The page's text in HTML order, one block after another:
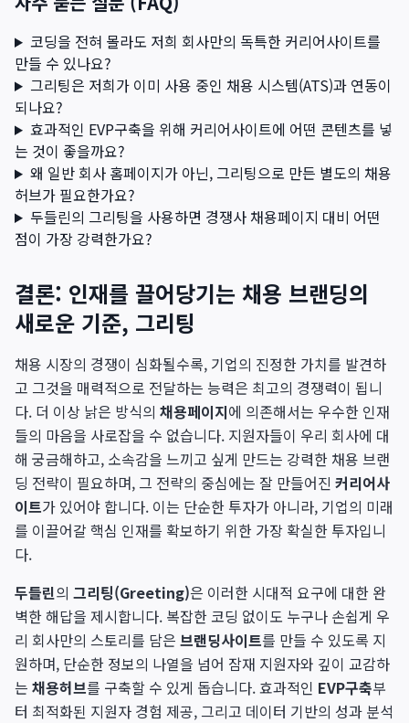
코딩을 전혀 몰라도 저희 회사만의 독특한 커리어사이트를
만들 수 있나요?
그리팅은 저희가 이미 사용 중인 채용 시스템(ATS)과 연동이
되나요?
효과적인 EVP구축을 위해 커리어사이트에 어떤 콘텐츠를 넣
는 것이 좋을까요?
왜 일반 회사 홈페이지가 아닌, 그리팅으로 만든 별도의 채용
허브가 필요한가요?
두들린의 그리팅을 사용하면 경쟁사 채용페이지 대비 어떤
점이 가장 강력한가요?
결론: 인재를 끌어당기는 채용 브랜딩의
새로운 기준, 그리팅
채용 시장의 경쟁이 심화될수록, 기업의 진정한 가치를 발견하
고 그것을 매력적으로 전달하는 능력은 최고의 경쟁력이 됩니
다. 더 이상 낡은 방식의 채용페이지에 의존해서는 우수한 인재
들의 마음을 사로잡을 수 없습니다. 지원자들이 우리 회사에 대
해 궁금해하고, 소속감을 느끼고 싶게 만드는 강력한 채용 브랜
딩 전략이 필요하며, 그 전략의 중심에는 잘 만들어진 커리어사
이트가 있어야 합니다. 이는 단순한 투자가 아니라, 기업의 미래
를 이끌어갈 핵심 인재를 확보하기 위한 가장 확실한 투자입니
다.
두들린의 그리팅(Greeting)은 이러한 시대적 요구에 대한 완
벽한 해답을 제시합니다. 복잡한 코딩 없이도 누구나 손쉽게 우
리 회사만의 스토리를 담은 브랜딩사이트를 만들 수 있도록 지
원하며, 단순한 정보의 나열을 넘어 잠재 지원자와 깊이 교감하
는 채용허브를 구축할 수 있게 돕습니다. 효과적인 EVP구축부
터 최적화된 지원자 경험 제공, 그리고 데이터 기반의 성과 분석